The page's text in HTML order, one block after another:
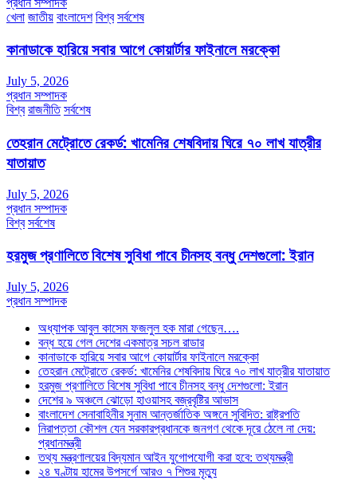
খেলা জাতীয় বাংলাদেশ বিশ্ব সর্বশেষ
কানাডাকে হারিয়ে সবার আগে কোয়ার্টার ফাইনালে মরক্কো
July 5, 2026
প্রধান সম্পাদক
বিশ্ব রাজনীতি সর্বশেষ
তেহরান মেট্রোতে রেকর্ড: খামেনির শেষবিদায় ঘিরে ৭০ লাখ যাত্রীর
যাতায়াত
July 5, 2026
প্রধান সম্পাদক
বিশ্ব সর্বশেষ
হরমুজ প্রণালিতে বিশেষ সুবিধা পাবে চীনসহ বন্ধু দেশগুলো: ইরান
July 5, 2026
প্রধান সম্পাদক
অধ্যাপক আবুল কাসেম ফজলুল হক মারা গেছেন….
বন্ধ হয়ে গেল দেশের একমাত্র সচল রাডার
কানাডাকে হারিয়ে সবার আগে কোয়ার্টার ফাইনালে মরক্কো
তেহরান মেট্রোতে রেকর্ড: খামেনির শেষবিদায় ঘিরে ৭০ লাখ যাত্রীর যাতায়াত
হরমুজ প্রণালিতে বিশেষ সুবিধা পাবে চীনসহ বন্ধু দেশগুলো: ইরান
দেশের ৯ অঞ্চলে ঝোড়ো হাওয়াসহ বজ্রবৃষ্টির আভাস
বাংলাদেশ সেনাবাহিনীর সুনাম আন্তর্জাতিক অঙ্গনে সুবিদিত: রাষ্ট্রপতি
নিরাপত্তা কৌশল যেন সরকারপ্রধানকে জনগণ থেকে দূরে ঠেলে না দেয়:
প্রধানমন্ত্রী
তথ্য মন্ত্রণালয়ের বিদ্যমান আইন যুগোপযোগী করা হবে: তথ্যমন্ত্রী
২৪ ঘণ্টায় হামের উপসর্গে আরও ৭ শিশুর মৃত্যু